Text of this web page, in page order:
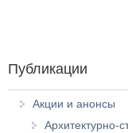
Публикации
Акции и анонсы
Архитектурно-